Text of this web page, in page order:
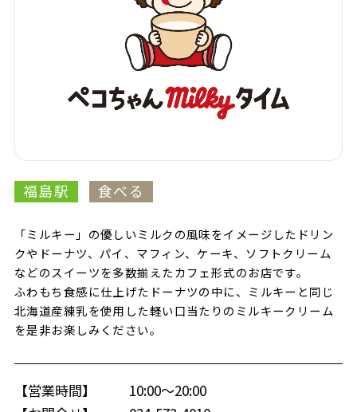
福島駅 食べる
「ミルキー」の優しいミルクの風味をイメージしたドリン
クやドーナツ、パイ、マフィン、ケーキ、ソフトクリーム
などのスイーツを多数揃えたカフェ形式のお店です。
ふわもち食感に仕上げたドーナツの中に、ミルキーと同じ
北海道産練乳を使用した軽い口当たりのミルキークリーム
を是非お楽しみください。
【営業時間】
10:00～20:00